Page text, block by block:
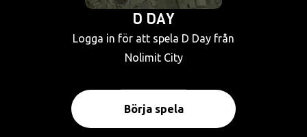
D DAY
Logga in för att spela D Day från
Nolimit City
Börja spela